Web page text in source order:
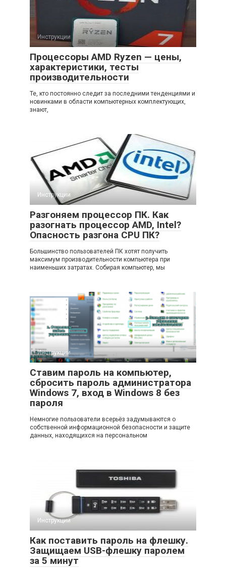
Инструкции
Процессоры AMD Ryzen — цены,
характеристики, тесты
производительности
Те, кто постоянно следит за последними тенденциями и
новинками в области компьютерных комплектующих,
знают,
Инструкции
Разгоняем процессор ПК. Как
разогнать процессор AMD, Intel?
Опасность разгона CPU ПК?
Большинство пользователей ПК хотят получить
максимум производительности компьютера при
наименьших затратах. Собирая компьютер, мы
Инструкции
Ставим пароль на компьютер,
сбросить пароль администратора
Windows 7, вход в Windows 8 без
пароля
Немногие пользователи всерьёз задумываются о
собственной информационной безопасности и защите
данных, находящихся на персональном
Инструкции
Как поставить пароль на флешку.
Защищаем USB-флешку паролем
за 5 минут